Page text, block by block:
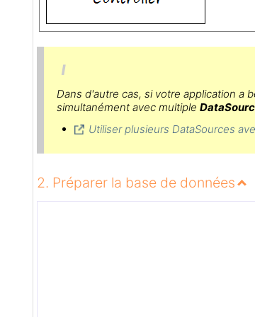
Dans d'autre cas, si votre application a
simultanément avec multiple
Utiliser plusieurs DataSources
2. Préparer la base de données